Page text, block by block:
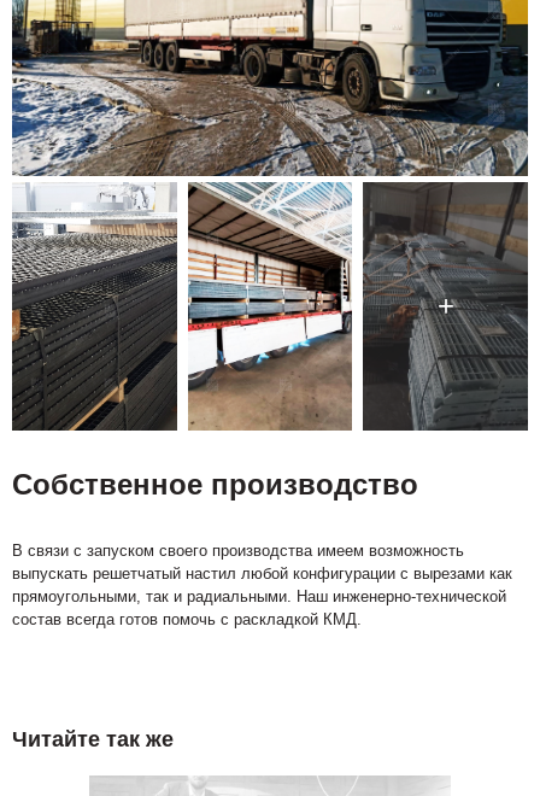
Собственное производство
В связи с запуском своего производства имеем возможность
выпускать решетчатый настил любой конфигурации с вырезами как
прямоугольными, так и радиальными. Наш инженерно-технической
состав всегда готов помочь с раскладкой КМД.
Читайте так же